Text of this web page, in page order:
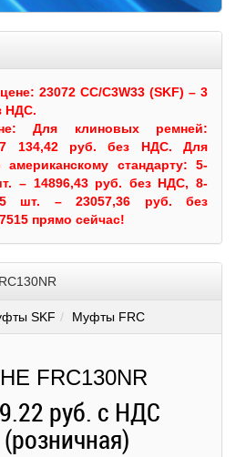
23072 CC/C3W33 (SKF) – 3
НДС.
Для клиновых ремней:
134,42 руб. без НДС. Для
стандарту: 5-
– 14896,43 руб. без НДС, 8-
шт. – 23057,36 руб. без
прямо сейчас!
SKF Муфты FRC
FRC130NR
руб. с НДС
(розничная)